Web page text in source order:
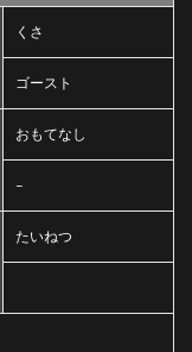
くさ
ゴースト
おもてなし
–
たいねつ